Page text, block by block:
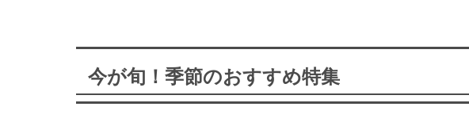
今が旬！季節のおすすめ特集